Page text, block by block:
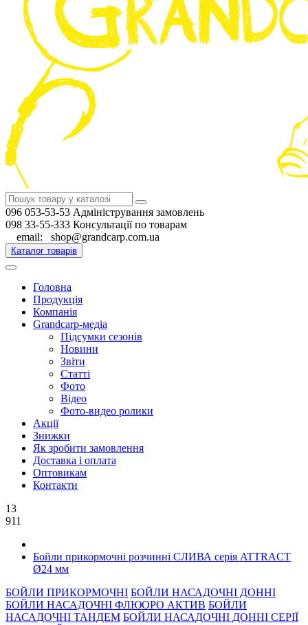
096 053-53-53 Адміністрування замовлень
098 33-55-333 Консультації по товарам
email: shop@grandcarp.com.ua
Каталог товарів
Головна
Продукція
Компанія
Grandcarp-медіа
Підсумки сезонів
Новини
Звіти
Статті
Фото
Відео
Фото-видео ролики
Акції
Знижки
Як зробити замовлення
Доставка і оплата
Оптовикам
Контакти
13
911
Бойли прикормочні розчинні СЛИВА серiя ATTRACT
Ø24 мм
БОЙЛИ ПРИКОРМОЧНI БОЙЛИ НАСАДОЧНI ДОННI
БОЙЛИ НАСАДОЧНІ ФЛЮОРО АКТИВ БОЙЛИ
НАСАДОЧНІ ТАНДЕМ БОЙЛИ НАСАДОЧНI ДОННI СЕРIÏ